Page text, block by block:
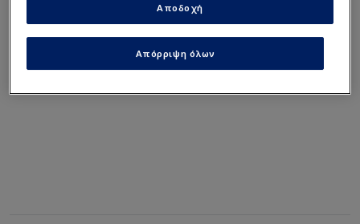
Απόρριψη όλων
Αποδοχή